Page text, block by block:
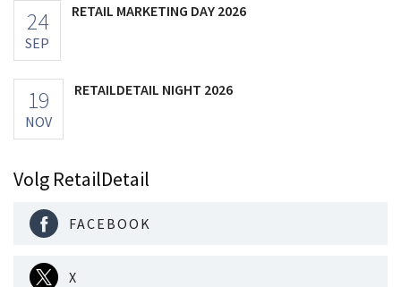
24
SEP
RETAIL MARKETING DAY 2026
19
NOV
RETAILDETAIL NIGHT 2026
Volg RetailDetail
FACEBOOK
X